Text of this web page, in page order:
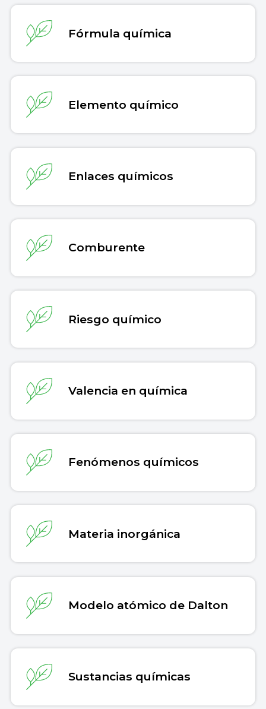
Fórmula química
Elemento químico
Enlaces químicos
Comburente
Riesgo químico
Valencia en química
Fenómenos químicos
Materia inorgánica
Modelo atómico de Dalton
Sustancias químicas